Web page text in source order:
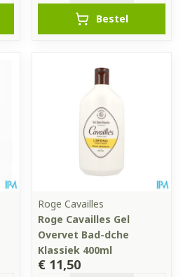
Bestel
Roge Cavailles
Roge Cavailles Gel
Overvet Bad-dche
Klassiek 400ml
€ 11,50